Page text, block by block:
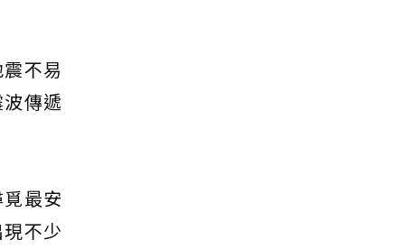
不易
傳遞
最安
不少